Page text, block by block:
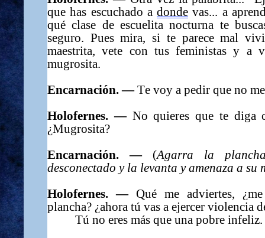
que has escuchado a donde vas... a
qué clase de escuelita nocturna te
seguro. Pues mira, si te parece mal
maestrita, vete con tus feministas y a
mugrosita.
Encarnación. —Te voy a pedir que no
Holofernes. — No quieres que te diga
¿Mugrosita?
Encarnación. — (Agarra la
desconectado y la levanta y amenaza a
Holofernes. — Qué me adviertes,
plancha? ¿ahora tú vas a ejercer violencia
Tú no eres más que una pobre infeliz.